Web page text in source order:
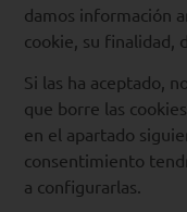
damos información
cookie, su finalidad,
Si las ha aceptado,
que borre las
en el apartado
consentimiento
a configurarlas.